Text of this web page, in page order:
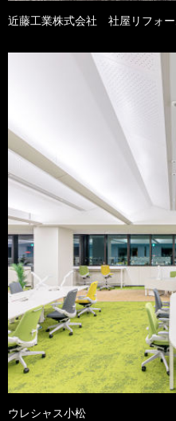
近藤工業株式会社 社屋リフォ
ウレシャス小松